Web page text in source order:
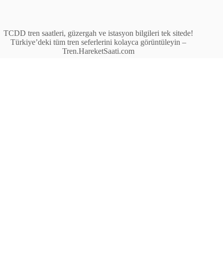
TCDD tren saatleri, güzergah ve istasyon bilgileri tek sitede!
Türkiye’deki tüm tren seferlerini kolayca görüntüleyin –
Tren.HareketSaati.com